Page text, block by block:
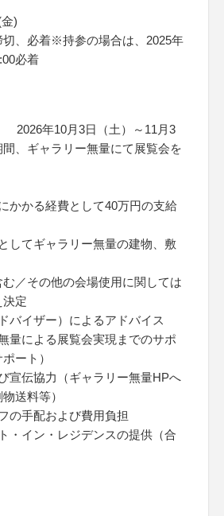
)
切、必着※持参の場合は、2025年
必着
2026年10月3日（土）～11月3
、ギャラリー無量にて展覧会を
かかる経費として40万円の支給
してギャラリー無量の建物、敷
／その他の会場使用に関しては
決定
バイザー）によるアドバイス
量による展覧会実現までのサポ
ート）
宣伝協力（ギャラリー無量HPへ
送料等）
の手配および費用負担
・イン・レジデンスの提供（合